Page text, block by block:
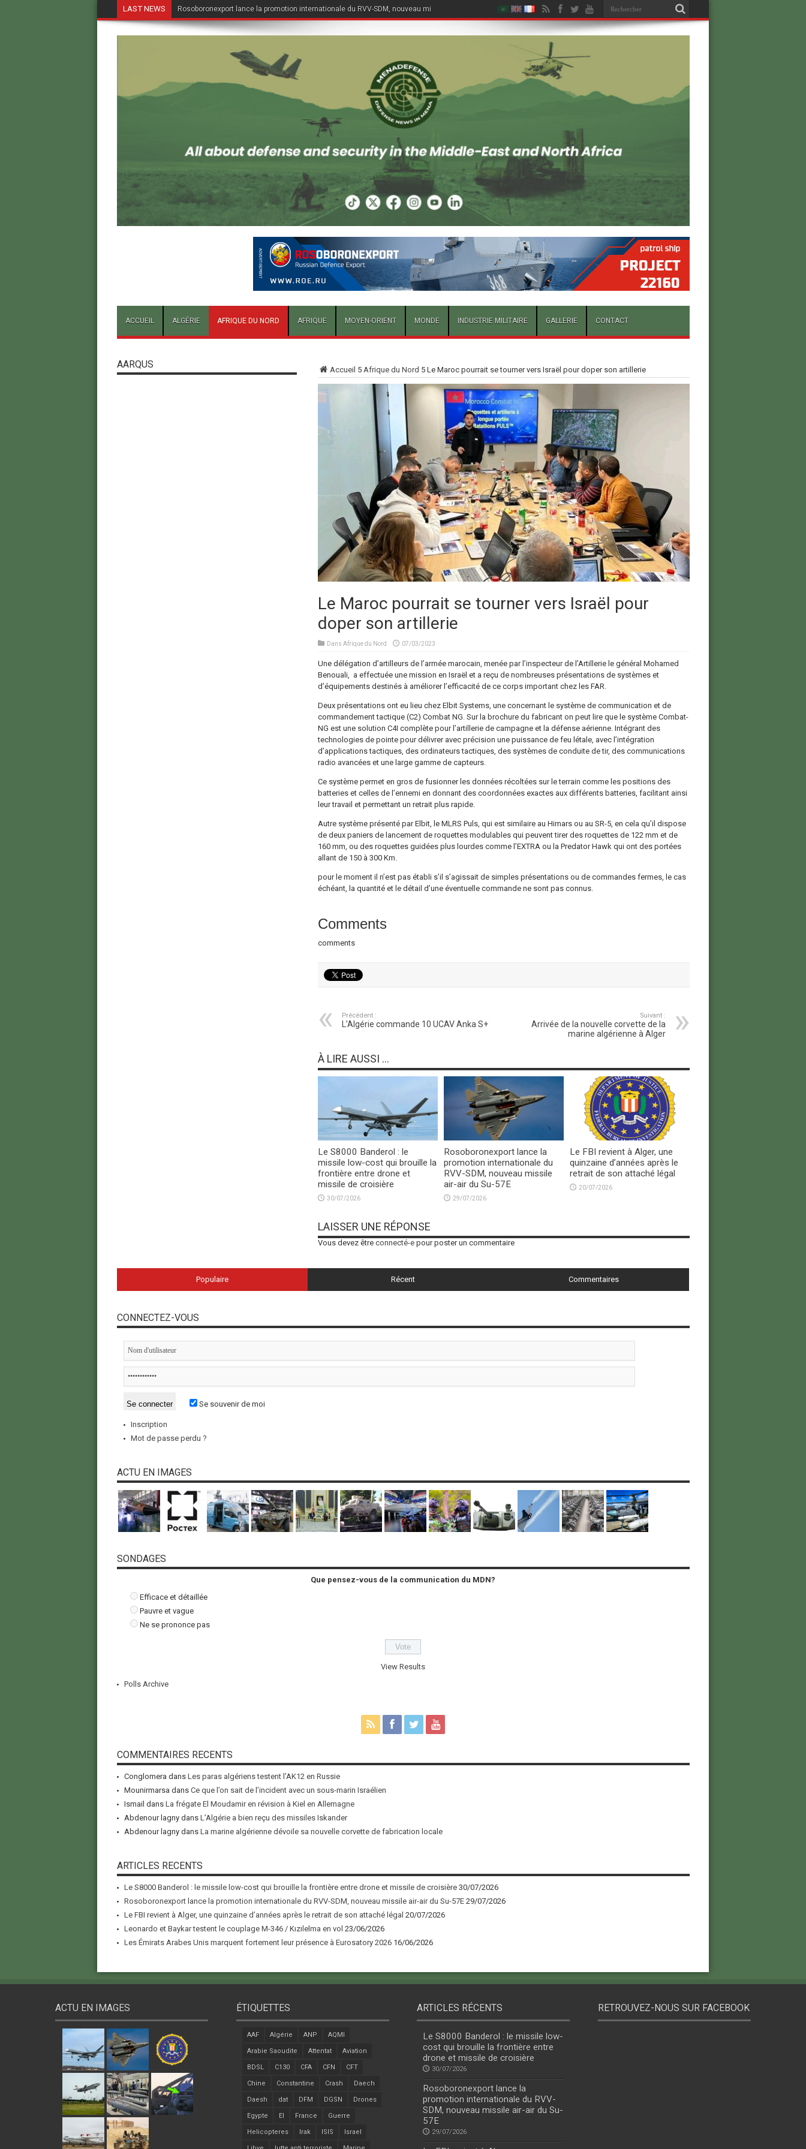
LAST NEWS Rosoboronexport lance la promotion internationale du RVV-SDM, nouveau missile air-air du Su-57E
ACCUEIL ALGÉRIE AFRIQUE DU NORD AFRIQUE MOYEN-ORIENT MONDE INDUSTRIE MILITAIRE GALLERIE CONTACT
Accueil 5 Afrique du Nord 5 Le Maroc pourrait se tourner vers Israël pour doper son artillerie
Le Maroc pourrait se tourner vers Israël pour
doper son artillerie
Dans Afrique du Nord 07/03/2023
Une délégation d’artilleurs de l’armée marocain, menée par l’inspecteur de l’Artillerie le général Mohamed
Benouali, a effectuée une mission en Israël et a reçu de nombreuses présentations de systèmes et
d’équipements destinés à améliorer l’efficacité de ce corps important chez les FAR.
Deux présentations ont eu lieu chez Elbit Systems, une concernant le système de communication et de
commandement tactique (C2) Combat NG. Sur la brochure du fabricant on peut lire que le système Combat-
NG est une solution C4I complète pour l’artillerie de campagne et la défense aérienne. Intégrant des
technologies de pointe pour délivrer avec précision une puissance de feu létale, avec l’intégration
d’applications tactiques, des ordinateurs tactiques, des systèmes de conduite de tir, des communications
radio avancées et une large gamme de capteurs.
Ce système permet en gros de fusionner les données récoltées sur le terrain comme les positions des
batteries et celles de l’ennemi en donnant des coordonnées exactes aux différents batteries, facilitant ainsi
leur travail et permettant un retrait plus rapide.
Autre système présenté par Elbit, le MLRS Puls, qui est similaire au Himars ou au SR-5, en cela qu’il dispose
de deux paniers de lancement de roquettes modulables qui peuvent tirer des roquettes de 122 mm et de
160 mm, ou des roquettes guidées plus lourdes comme l’EXTRA ou la Predator Hawk qui ont des portées
allant de 150 à 300 Km.
pour le moment il n’est pas établi s’il s’agissait de simples présentations ou de commandes fermes, le cas
échéant, la quantité et le détail d’une éventuelle commande ne sont pas connus.
Comments
comments
Précédent :
L’Algérie commande 10 UCAV Anka S+
Suivant :
Arrivée de la nouvelle corvette de la
marine algérienne à Alger
À LIRE AUSSI ...
Le S8000 Banderol : le
missile low-cost qui brouille la
frontière entre drone et
missile de croisière
30/07/2026
Rosoboronexport lance la
promotion internationale du
RVV-SDM, nouveau missile
air-air du Su-57E
29/07/2026
Le FBI revient à Alger, une
quinzaine d’années après le
retrait de son attaché légal
20/07/2026
LAISSER UNE RÉPONSE
Vous devez être connecté-epour poster un commentaire
AARQUS
Populaire Récent Commentaires
CONNECTEZ-VOUS
Se souvenir de moi
Inscription
Mot de passe perdu ?
ACTU EN IMAGES
SONDAGES
Que pensez-vous de la communication du MDN?
Efficace et détaillée
Pauvre et vague
Ne se prononce pas
View Results
Polls Archive
COMMENTAIRES RECENTS
Conglomera dans Les paras algériens testent l’AK12 en Russie
Mounirmarsa dans Ce que l’on sait de l’incident avec un sous-marin Israélien
Ismail dans La frégate El Moudamir en révision à Kiel en Allemagne
Abdenour lagnydans L’Algérie a bien reçu des missiles Iskander
Abdenour lagnydans La marine algérienne dévoile sa nouvelle corvette de fabrication locale
ARTICLES RECENTS
Le S8000 Banderol : le missile low-cost qui brouille la frontière entre drone et missile de croisière 30/07/2026
Rosoboronexport lance la promotion internationale du RVV-SDM, nouveau missile air-air du Su-57E 29/07/2026
Le FBI revient à Alger, une quinzaine d’années après le retrait de son attaché légal 20/07/2026
Leonardo et Baykar testent le couplage M-346 / Kızılelma en vol 23/06/2026
Les Émirats Arabes Unis marquent fortement leur présence à Eurosatory 2026 16/06/2026
ACTU EN IMAGES ÉTIQUETTES
AAF Algérie ANP AQMI
Arabie Saoudite Attentat Aviation
BDSL C130 CFA CFN CFT
Chine Constantine Crash Daech
Daesh dat DFM DGSN Drones
Egypte EI France Guerre
Helicopteres Irak ISIS Israel
ARTICLES RÉCENTS
Le S8000 Banderol : le missile low-
cost qui brouille la frontière entre
drone et missile de croisière
30/07/2026
Rosoboronexport lance la
promotion internationale du RVV-
SDM, nouveau missile air-air du Su-
57E
29/07/2026
RETROUVEZ-NOUS SUR FACEBOOK